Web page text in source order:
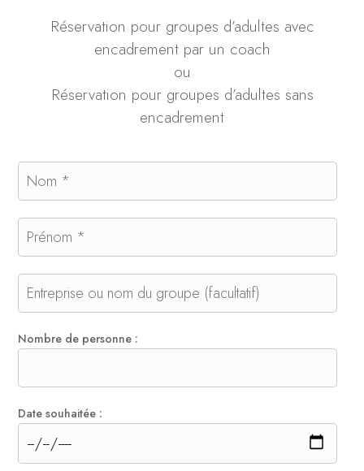
Réservation pour groupes d’adultes avec
encadrement par un coach
ou
Réservation pour groupes d’adultes sans
encadrement
Nombre de personne :
Date souhaitée :